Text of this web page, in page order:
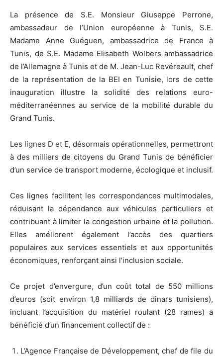
La présence de S.E. Monsieur Giuseppe Perrone,
ambassadeur de l’Union européenne à Tunis, S.E.
Madame Anne Guéguen, ambassadrice de France à
Tunis, de S.E. Madame Elisabeth Wolbers ambassadrice
de l’Allemagne à Tunis et de M. Jean-Luc Revéreault, chef
de la représentation de la BEI en Tunisie, lors de cette
inauguration illustre la solidité des relations euro-
méditerranéennes au service de la mobilité durable du
Grand Tunis.
Les lignes D et E, désormais opérationnelles, permettront
à des milliers de citoyens du Grand Tunis de bénéficier
d’un service de transport moderne, écologique et inclusif.
Ces lignes facilitent les correspondances multimodales,
réduisant la dépendance aux véhicules particuliers et
contribuant à limiter la congestion urbaine et la pollution.
Elles améliorent également l’accès des quartiers
populaires aux services essentiels et aux opportunités
économiques, renforçant ainsi l’inclusion sociale.
Ce projet d’envergure, d’un coût total de 550 millions
d’euros (soit environ 1,8 milliards de dinars tunisiens),
incluant l’acquisition du matériel roulant (28 rames) a
bénéficié d’un financement collectif de :
L’Agence Française de Développement, chef de file du